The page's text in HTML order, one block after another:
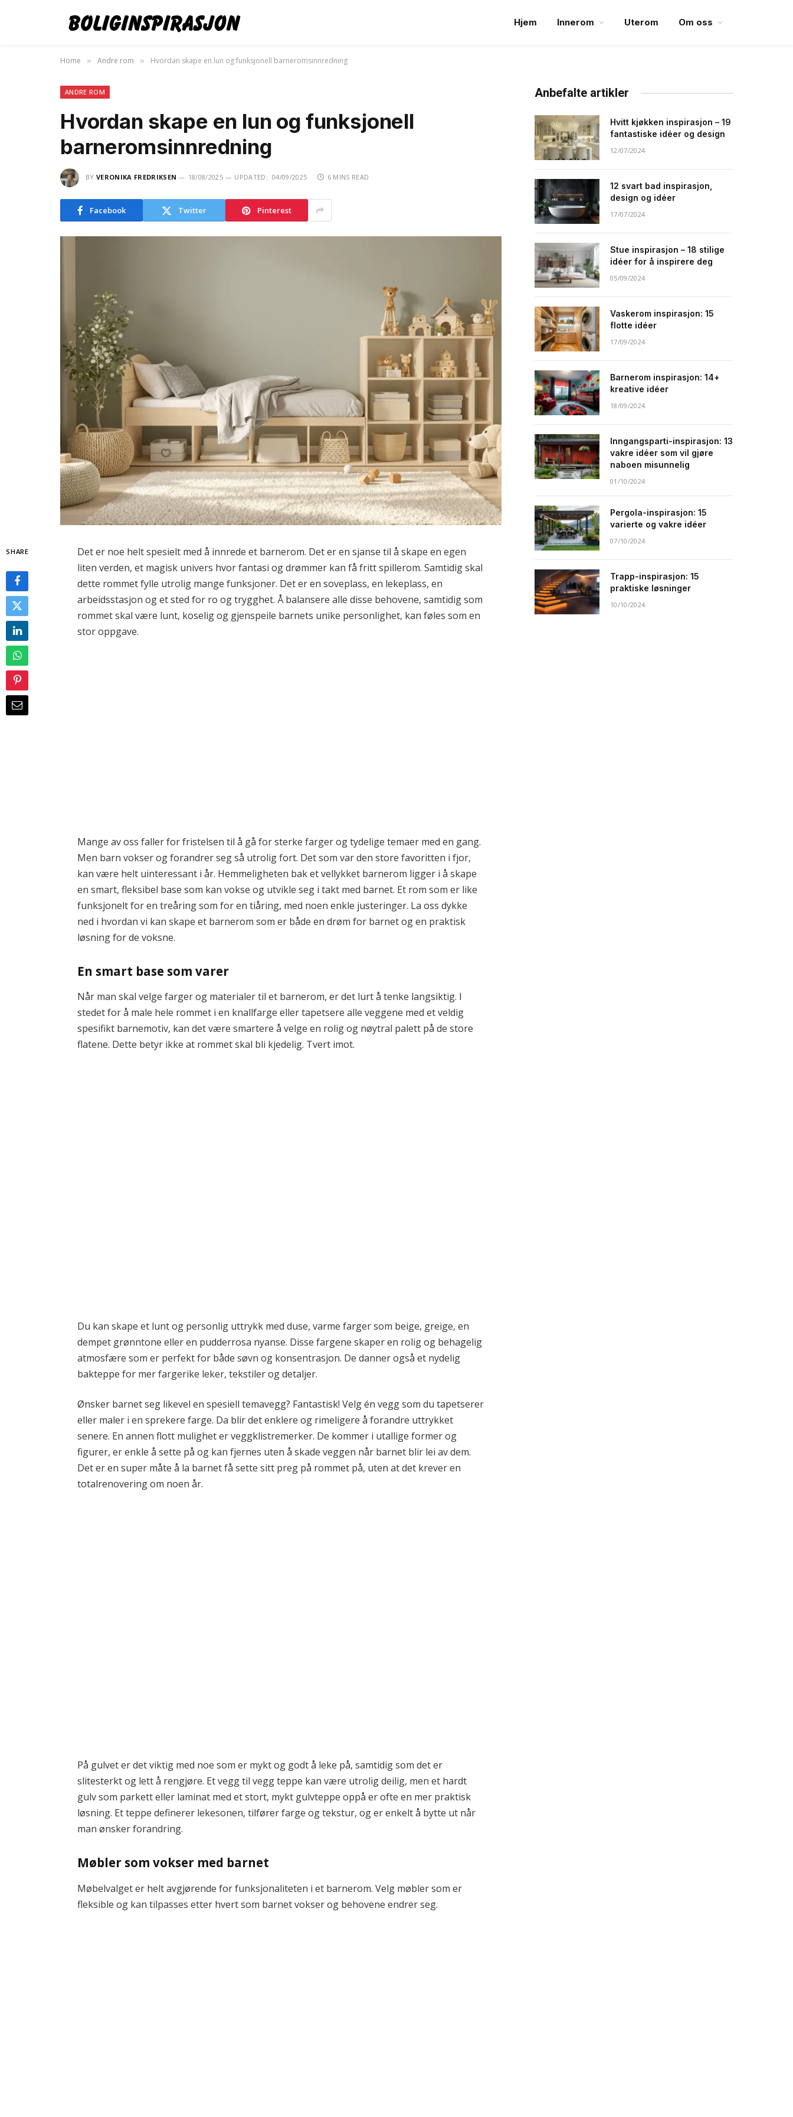
Hjem Innerom Uterom Om oss
Home » Andre rom » Hvordan skape en lun og funksjonell barneromsinnredning
ANDRE ROM
Hvordan skape en lun og funksjonell
barneromsinnredning
BY VERONIKA FREDRIKSEN 18/08/2025 UPDATED: 04/09/2025 6 MINS READ
Facebook Twitter Pinterest
SHARE
Det er noe helt spesielt med å innrede et barnerom. Det er en sjanse til å skape en egen
liten verden, et magisk univers hvor fantasi og drømmer kan få fritt spillerom. Samtidig skal
dette rommet fylle utrolig mange funksjoner. Det er en soveplass, en lekeplass, en
arbeidsstasjon og et sted for ro og trygghet. Å balansere alle disse behovene, samtidig som
rommet skal være lunt, koselig og gjenspeile barnets unike personlighet, kan føles som en
stor oppgave.
Mange av oss faller for fristelsen til å gå for sterke farger og tydelige temaer med en gang.
Men barn vokser og forandrer seg så utrolig fort. Det som var den store favoritten i fjor,
kan være helt uinteressant i år. Hemmeligheten bak et vellykket barnerom ligger i å skape
en smart, fleksibel base som kan vokse og utvikle seg i takt med barnet. Et rom som er like
funksjonelt for en treåring som for en tiåring, med noen enkle justeringer. La oss dykke
ned i hvordan vi kan skape et barnerom som er både en drøm for barnet og en praktisk
løsning for de voksne.
En smart base som varer
Når man skal velge farger og materialer til et barnerom, er det lurt å tenke langsiktig. I
stedet for å male hele rommet i en knallfarge eller tapetsere alle veggene med et veldig
spesifikt barnemotiv, kan det være smartere å velge en rolig og nøytral palett på de store
flatene. Dette betyr ikke at rommet skal bli kjedelig. Tvert imot.
Du kan skape et lunt og personlig uttrykk med duse, varme farger som beige, greige, en
dempet grønntone eller en pudderrosa nyanse. Disse fargene skaper en rolig og behagelig
atmosfære som er perfekt for både søvn og konsentrasjon. De danner også et nydelig
bakteppe for mer fargerike leker, tekstiler og detaljer.
Ønsker barnet seg likevel en spesiell temavegg? Fantastisk! Velg én vegg som du tapetserer
eller maler i en sprekere farge. Da blir det enklere og rimeligere å forandre uttrykket
senere. En annen flott mulighet er veggklistremerker. De kommer i utallige former og
figurer, er enkle å sette på og kan fjernes uten å skade veggen når barnet blir lei av dem.
Det er en super måte å la barnet få sette sitt preg på rommet på, uten at det krever en
totalrenovering om noen år.
På gulvet er det viktig med noe som er mykt og godt å leke på, samtidig som det er
slitesterkt og lett å rengjøre. Et vegg til vegg teppe kan være utrolig deilig, men et hardt
gulv som parkett eller laminat med et stort, mykt gulvteppe oppå er ofte en mer praktisk
løsning. Et teppe definerer lekesonen, tilfører farge og tekstur, og er enkelt å bytte ut når
man ønsker forandring.
Møbler som vokser med barnet
Møbelvalget er helt avgjørende for funksjonaliteten i et barnerom. Velg møbler som er
fleksible og kan tilpasses etter hvert som barnet vokser og behovene endrer seg.
Anbefalte artikler
Hvitt kjøkken inspirasjon – 19
fantastiske idéer og design
12/07/2024
12 svart bad inspirasjon,
design og idéer
17/07/2024
Stue inspirasjon – 18 stilige
idéer for å inspirere deg
05/09/2024
Vaskerom inspirasjon: 15
flotte idéer
17/09/2024
Barnerom inspirasjon: 14+
kreative idéer
18/09/2024
Inngangsparti-inspirasjon: 13
vakre idéer som vil gjøre
naboen misunnelig
01/10/2024
Pergola-inspirasjon: 15
varierte og vakre idéer
07/10/2024
Trapp-inspirasjon: 15
praktiske løsninger
10/10/2024